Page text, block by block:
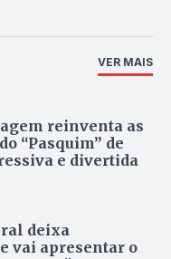
VER MAIS
reinventa as
“Pasquim” de
e divertida
deixa
vai apresentar o